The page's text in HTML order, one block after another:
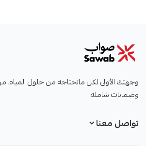
وجهتك الأولى لكل ماتحتاجه من حلول
وضمانات شاملة
تواصل معنا